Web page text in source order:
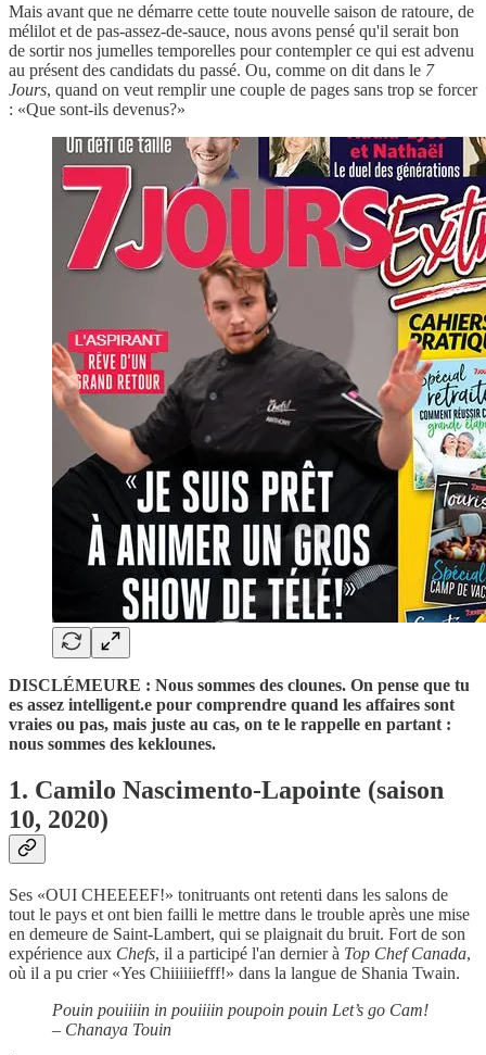
Mais avant que ne démarre cette toute nouvelle saison de ratoure, de
mélilot et de pas-assez-de-sauce, nous avons pensé qu'il serait bon
de sortir nos jumelles temporelles pour contempler ce qui est advenu
au présent des candidats du passé. Ou, comme on dit dans le 7
Jours, quand on veut remplir une couple de pages sans trop se forcer
: «Que sont-ils devenus?»
DISCLÉMEURE : Nous sommes des clounes. On pense que tu
es assez intelligent.e pour comprendre quand les affaires sont
vraies ou pas, mais juste au cas, on te le rappelle en partant :
nous sommes des keklounes.
1. Camilo Nascimento-Lapointe (saison
10, 2020)
Ses «OUI CHEEEEF!» tonitruants ont retenti dans les salons de
tout le pays et ont bien failli le mettre dans le trouble après une mise
en demeure de Saint-Lambert, qui se plaignait du bruit. Fort de son
expérience aux Chefs, il a participé l'an dernier à Top Chef Canada,
où il a pu crier «Yes Chiiiiiiefff!» dans la langue de Shania Twain.
Pouin pouiiiin in pouiiiin poupoin pouin Let’s go Cam!
– Chanaya Touin